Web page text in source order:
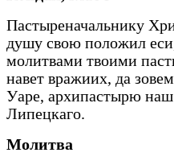
Пастыреначальнику
душу свою положил
молитвами твоими
навет вражиих, да
Уаре, архипастырю
Липецкаго.
Молитва